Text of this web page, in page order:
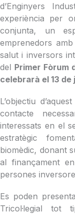
d’Enginyers
experiència per
conjunta, un
emprenedors
salut i inversors
del Primer Fòrum
celebrarà el 13 de
L’objectiu
contacte
interessats en el
estratègic
biomèdic, donant
al finançament
persones
Es poden
Tricol·legial tot